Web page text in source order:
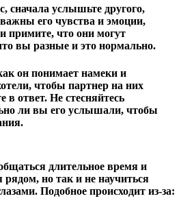
услышьте другого,
важны его чувства и эмоции,
примите, что они могут
вы разные и это нормально.
он понимает намеки и
чтобы партнер на них
в ответ. Не стесняйтесь
ли вы его услышали, чтобы
длительное время и
рядом, но так и не научиться
Подобное происходит из-за: